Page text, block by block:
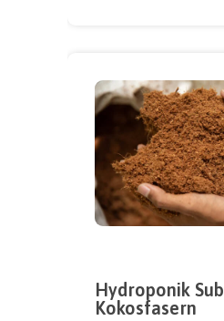
Hydroponik
Kokosfasern